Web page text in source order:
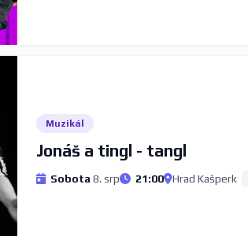
Muzikál
Jonáš a tingl - tangl
Sobota 8. srp 21:00 Hrad Kašperk